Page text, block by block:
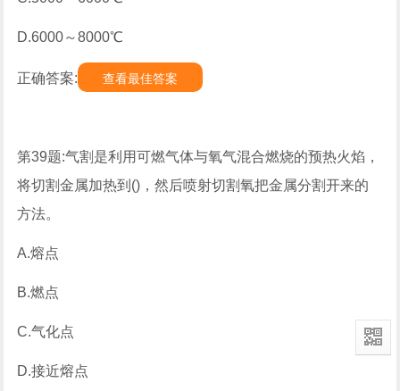
D.6000～8000℃
正确答案: 查看最佳答案
第39题:气割是利用可燃气体与氧气混合燃烧的预热火焰，
将切割金属加热到()，然后喷射切割氧把金属分割开来的
方法。
A.熔点
B.燃点
C.气化点
D.接近熔点